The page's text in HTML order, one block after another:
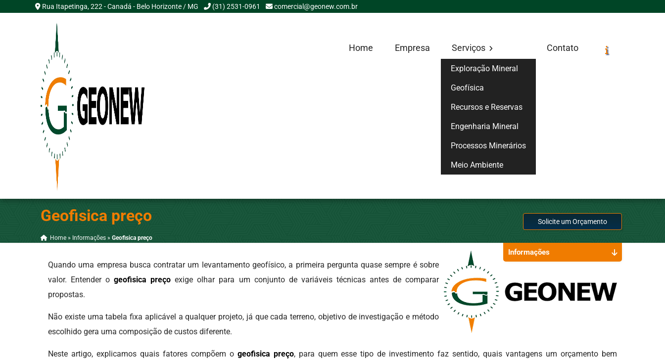
Rua Itapetinga, 222 - Canadá - Belo Horizonte / MG (31) 2531-0961 comercial@geonew.com.br
Home Empresa Serviços
Exploração Mineral
Geofísica
Recursos e Reservas
Engenharia Mineral
Processos Minerários
Meio Ambiente
Contato
Geofisica preço
Home » Informações »Geofisica preço
Solicite um Orçamento
Quando uma empresa busca contratar um levantamento geofísico, a primeira pergunta quase sempre é sobre
valor. Entender ogeofisica preço exige olhar para um conjunto de variáveis técnicas antes de comparar
propostas.
Não existe uma tabela fixa aplicável a qualquer projeto, já que cada terreno, objetivo de investigação e método
escolhido gera uma composição de custos diferente.
Neste artigo, explicamos quais fatores compõem o geofisica preço, para quem esse tipo de investimento faz sentido, quais vantagens um orçamento bem
Informações